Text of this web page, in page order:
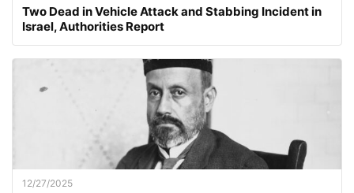
Two Dead in Vehicle Attack and Stabbing Incident in
Israel, Authorities Report
12/27/2025